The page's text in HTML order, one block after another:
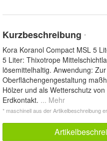
Kurzbeschreibung *
Kora Koranol Compact MSL 5
5 Liter: Thixotrope
lösemittelhaltig. Anwendung:
Oberflächengengestaltung
Hölzer und als Wetterschutz
Erdkontakt. ... Mehr
* maschinell aus der Artikelbeschreibung